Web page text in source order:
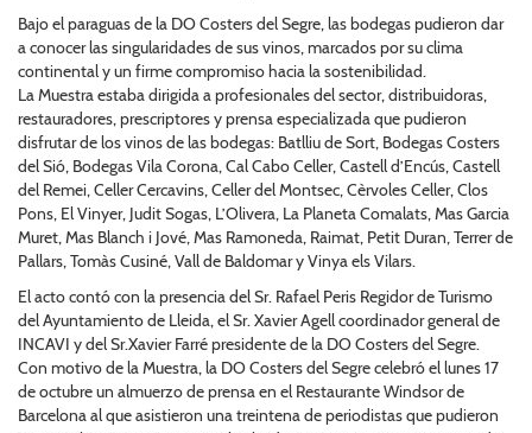
Bajo el paraguas de la DO Costers del Segre, las bodegas pudieron dar
a conocer las singularidades de sus vinos, marcados por su clima
continental y un firme compromiso hacia la sostenibilidad.
La Muestra estaba dirigida a profesionales del sector, distribuidoras,
restauradores, prescriptores y prensa especializada que pudieron
disfrutar de los vinos de las bodegas: Batlliu de Sort, Bodegas Costers
del Sió, Bodegas Vila Corona, Cal Cabo Celler, Castell d’Encús, Castell
del Remei, Celler Cercavins, Celler del Montsec, Cèrvoles Celler, Clos
Pons, El Vinyer, Judit Sogas, L’Olivera, La Planeta Comalats, Mas Garcia
Muret, Mas Blanch i Jové, Mas Ramoneda, Raimat, Petit Duran, Terrer de
Pallars, Tomàs Cusiné, Vall de Baldomar y Vinya els Vilars.
El acto contó con la presencia del Sr. Rafael Peris Regidor de Turismo
del Ayuntamiento de Lleida, el Sr. Xavier Agell coordinador general de
INCAVI y del Sr.Xavier Farré presidente de la DO Costers del Segre.
Con motivo de la Muestra, la DO Costers del Segre celebró el lunes 17
de octubre un almuerzo de prensa en el Restaurante Windsor de
Barcelona al que asistieron una treintena de periodistas que pudieron